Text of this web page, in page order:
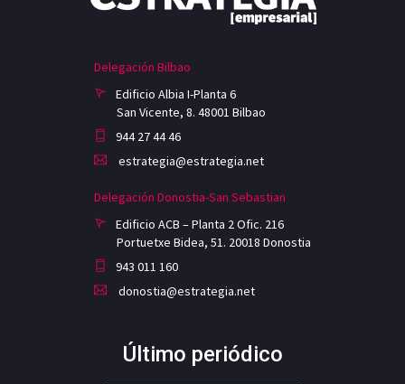
Delegación Bilbao
Edificio Albia I-Planta 6
San Vicente, 8. 48001 Bilbao
944 27 44 46
estrategia@estrategia.net
Delegación Donostia-San Sebastian
Edificio ACB – Planta 2 Ofic. 216
Portuetxe Bidea, 51. 20018 Donostia
943 011 160
donostia@estrategia.net
Último periódico